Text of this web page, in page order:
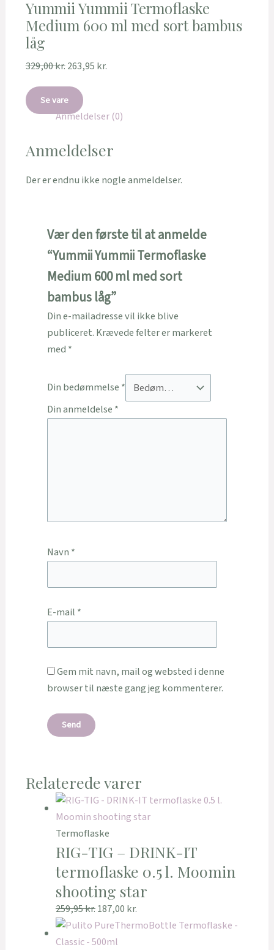
Yummii Yummii Termoflaske
Medium 600 ml med sort bambus
låg
329,00kr.263,95 kr.
Se vare
Anmeldelser (0)
Anmeldelser
Der er endnu ikke nogle anmeldelser.
Vær den første til at anmelde
“Yummii Yummii Termoflaske
Medium 600 ml med sort
bambus låg”
Din e-mailadresse vil ikke blive
publiceret. Krævede felter er markeret
med *
Din bedømmelse *
Din anmeldelse *
Navn *
E-mail *
Gem mit navn, mail og websted i denne
browser til næste gang jeg kommenterer.
Relaterede varer
Termoflaske
RIG-TIG – DRINK-IT
termoflaske 0.5 l. Moomin
shooting star
259,95kr.187,00 kr.